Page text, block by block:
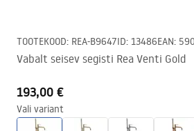
TOOTEKOOD: REA-B9647ID: 13486EAN:
Vabalt seisev segisti Rea Venti Gold
193,00 €
Vali variant